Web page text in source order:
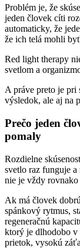
Problém je, že
jeden človek cíti
automaticky, že
že ich telá mohli
Red light therapy
svetlom a
A práve preto je pri
výsledok, ale aj na
Prečo jeden
pomaly
Rozdielne
svetlo raz funguje
nie je vždy rovnako
Ak má človek dobrú
spánkový rytmus,
regeneračnú
ktorý je dlhodobo v
prietok, vysokú